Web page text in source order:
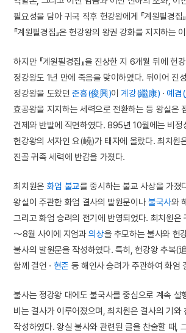
필요성을 담아 귀국 직후 헌강왕에게 『계원필경집
『계원필경집』은 헌강왕의 왕권 강화를 지지하는
하지만 『계원필경집』을 진상한 지 6개월 뒤에 헌
정강왕도 1년 만에 죽음을 맞이하였다. 뒤이어 진
정강왕을 도왔던준흥(俊興)이계강(繼康) · 예겸
효공왕을 지지하는 세력으로 전환하는 등 왕실은
견제와 반발에 직면하였다. 895년 10월에는 비정
헌강왕의 서자인 요(嶢)가 태자에 올랐다. 최치원
진골 귀족 세력에 반감을 가졌다.
최치원은 화엄 불교를 중시하는 불교 사상을 가졌
왕실이 주관한 화엄 결사의 발원문이나불국사와
그리고 화엄 승려의 전기에 반영되었다. 최치원
～8월 사이에 지엄과의상을 추모하는 불사와 헌
불사의 발원문을 작성하였다. 특히, 헌강왕 추복(
함께 결언 · 현준 등 해인사 승려가 주관하여 화엄
불사는 정강왕 대에도 불국사를 중심으로 계속 설
비는 결사가 이루어졌으며, 최치원은 결사의 기와
작성하였다. 왕실 불사와 관련된 글을 찬술할 때,